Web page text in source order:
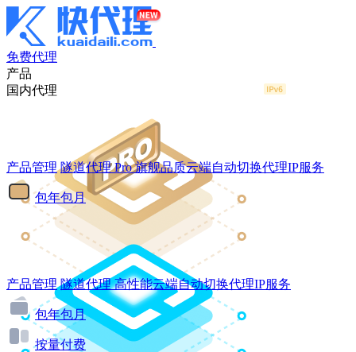
免费代理
产品
国内代理
产品管理 隧道代理Pro 旗舰品质云端自动切换代理IP服务
包年包月
产品管理 隧道代理 高性能云端自动切换代理IP服务
包年包月
按量付费